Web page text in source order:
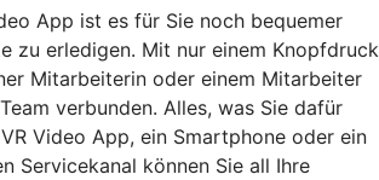
App ist es für Sie noch bequemer
zu erledigen. Mit nur einem Knopfdruck
Mitarbeiterin oder einem Mitarbeiter
verbunden. Alles, was Sie dafür
Video App, ein Smartphone oder ein
Servicekanal können Sie all Ihre